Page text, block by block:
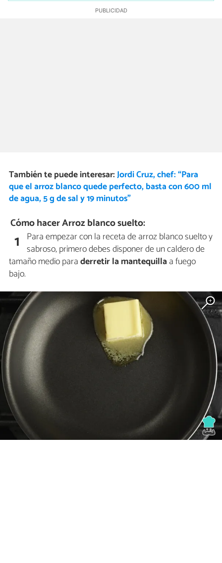
También te puede interesar:Jordi Cruz, chef: “Para
que el arroz blanco quede perfecto, basta con 600 ml
de agua, 5 g de sal y 19 minutos”
Cómo hacer Arroz blanco suelto:
1 Para empezar con la receta de arroz blanco suelto y
sabroso, primero debes disponer de un caldero de
tamaño medio paraderretir la mantequillaa fuego
bajo.